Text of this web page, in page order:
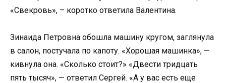
«Свекровь», – коротко ответила Валентина.
Зинаида Петровна обошла машину кругом, заглянула
в салон, постучала по капоту. «Хорошая машинка», —
кивнула она. «Сколько стоит?» «Двести тридцать
пять тысяч», — ответил Сергей. «А у вас есть еще